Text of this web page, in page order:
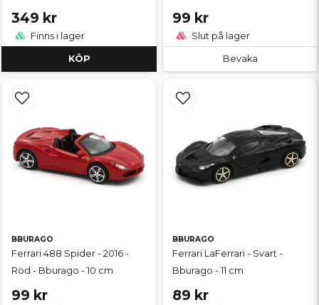
349 kr
Finns i lager
KÖP
99 kr
Slut på lager
Bevaka
BBURAGO
Ferrari 488 Spider - 2016 -
Röd - Bburago - 10 cm
99 kr
BBURAGO
Ferrari LaFerrari - Svart -
Bburago - 11 cm
89 kr